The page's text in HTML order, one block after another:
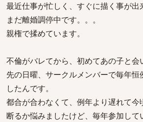
最近仕事が忙しく、すぐに描く事が出
まだ離婚調停中です。。。
親権で揉めています。
不倫がバレてから、初めてあの子と会
先の日曜、サークルメンバーで毎年恒
したんです。
都合が合わなくて、例年より遅れて今
断るか悩みましたけど、毎年参加して